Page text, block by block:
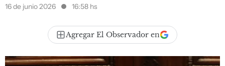
16 de junio 2026 16:58 hs
Agregar El Observador en